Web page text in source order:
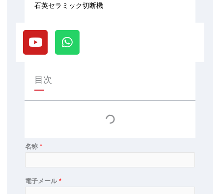
石英セラミック切断機
Y
o
u
u
b
e
W
h
a
p
目次
名称 *
電子メール *